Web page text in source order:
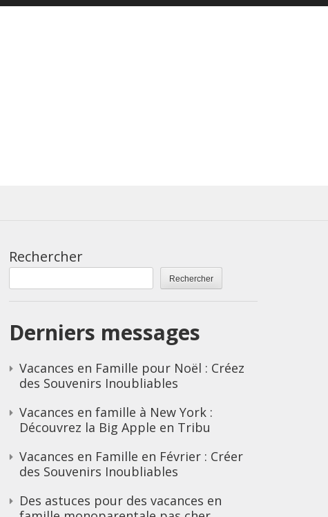
Rechercher
Rechercher
Derniers messages
Vacances en Famille pour Noël : Créez
des Souvenirs Inoubliables
Vacances en famille à New York :
Découvrez la Big Apple en Tribu
Vacances en Famille en Février : Créer
des Souvenirs Inoubliables
Des astuces pour des vacances en